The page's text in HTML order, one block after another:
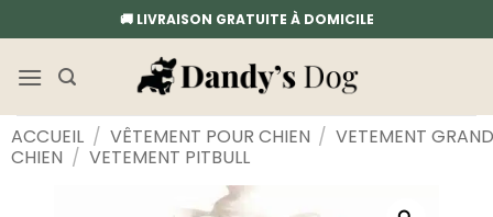
au
contenu
🚚 LIVRAISON GRATUITE À DOMICILE
ACCUEIL / VÊTEMENT POUR CHIEN / VETEMENT
CHIEN / VETEMENT PITBULL